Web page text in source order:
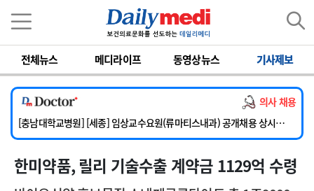
전체뉴스 메디라이프 동영상뉴스 기사제보
의사 채용
[단국대학교병원] 임상전담교원 및 전임의 초빙
[해운대부민병원] [해운대] 2026년 하반기 인턴 모집
[서울아산병원] 건강증진센터 소화기파트 건진교수 초빙
[충남대학교병원] [세종] 임상교수요원(류마티스내과) 공개채용 상시모집
[이대서울병원] 정형외과 일반의 초빙
[단국대학교병원] 임상전담교원 및 전임의 초빙
한미약품, 릴리 기술수출 계약금 1129억 수령